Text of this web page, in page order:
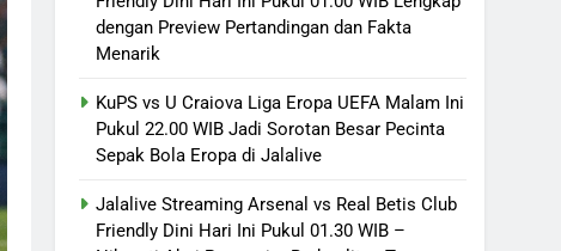
dengan Preview Pertandingan dan Fakta
Menarik
KuPS vs U Craiova Liga Eropa UEFA Malam Ini
Pukul 22.00 WIB Jadi Sorotan Besar Pecinta
Sepak Bola Eropa di Jalalive
Jalalive Streaming Arsenal vs Real Betis Club
Friendly Dini Hari Ini Pukul 01.30 WIB –